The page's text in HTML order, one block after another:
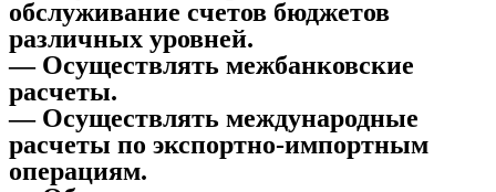
обслуживание счетов бюджетов
различных уровней.
— Осуществлять межбанковские
расчеты.
— Осуществлять международные
расчеты по экспортно-импортным
операциям.